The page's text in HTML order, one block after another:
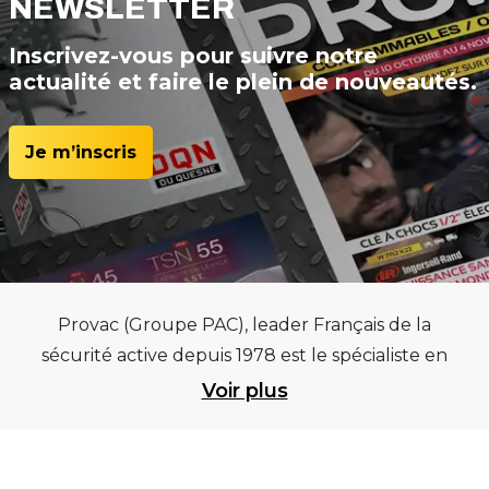
NEWSLETTER
Inscrivez-vous pour suivre notre
actualité et faire le plein de nouveautés.
Je m’inscris
Provac (Groupe PAC), leader Français de la
sécurité active depuis 1978 est le spécialiste en
équipements pour garages et centres
Voir plus